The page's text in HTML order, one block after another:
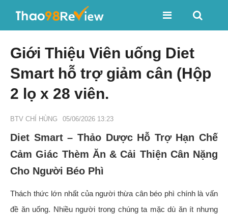
Giới Thiệu Viên uống Diet
Smart hỗ trợ giảm cân (Hộp
2 lọ x 28 viên.
BTV CHÍ HÙNG 05/06/2026 13:23
Diet Smart – Thảo Dược Hỗ Trợ Hạn Chế
Cảm Giác Thèm Ăn & Cải Thiện Cân Nặng
Cho Người Béo Phì
Thách thức lớn nhất của người thừa cân béo phì chính là vấn
đề ăn uống. Nhiều người trong chúng ta mặc dù ăn ít nhưng